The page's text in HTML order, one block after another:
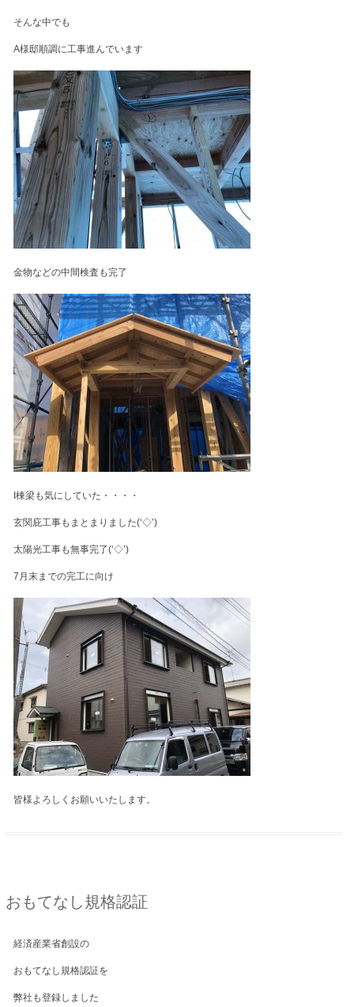
そんな中でも
A様邸順調に工事進んでいます
金物などの中間検査も完了
I棟梁も気にしていた・・・・
玄関庇工事もまとまりました(‘◇’)ゞ
太陽光工事も無事完了(‘◇’)ゞ
7月末までの完工に向け
皆様よろしくお願いいたします。
おもてなし規格認証
経済産業省創設の
おもてなし規格認証を
弊社も登録しました